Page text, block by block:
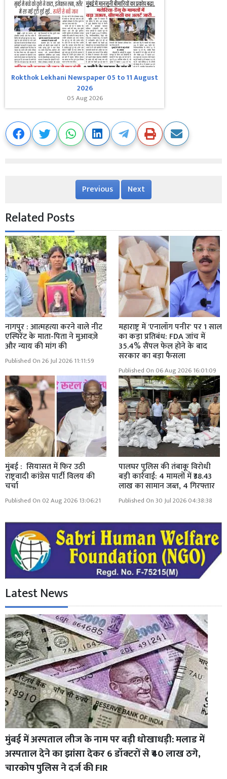
Rokthok Lekhani Newspaper 05 to 11 August
2026
05 Aug 2026
Previous Next
Related Posts
नागपुर : आत्महत्या करने वाले नीट
एस्पिरेंट के माता-पिता ने मुआवज़े
और न्याय की मांग की
Published On 26 Jul 2026 11:11:59
महाराष्ट्र में 'एनालॉग पनीर' पर 1 साल
का कड़ा प्रतिबंध: FDA जांच में
35.4% सैंपल फेल होने के बाद
सरकार का बड़ा फैसला
Published On 06 Aug 2026 16:01:09
मुंबई : सियासत में फिर उठी
राष्ट्रवादी कांग्रेस पार्टी विलय की
चर्चा
Published On 02 Aug 2026 13:06:21
पालघर पुलिस की तंबाकू विरोधी
बड़ी कार्रवाई: 4 मामलों में ₹38.43
लाख का सामान जब्त, 4 गिरफ्तार
Published On 30 Jul 2026 04:38:38
Latest News
मुंबई में अस्पताल लीज के नाम पर बड़ी धोखाधड़ी: मलाड में
अस्पताल देने का झांसा देकर 6 डॉक्टरों से ₹40 लाख ठगे,
चारकोप पुलिस ने दर्ज की FIR